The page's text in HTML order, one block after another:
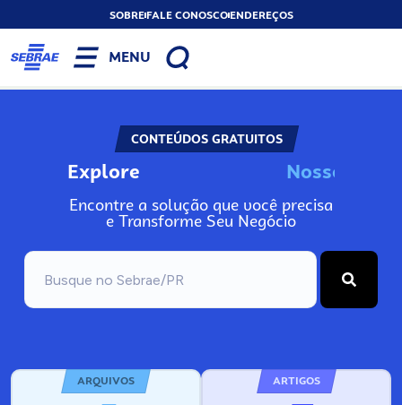
SOBREFALE CONOSCOENDEREÇOS
MENU
CONTEÚDOS GRATUITOS
Explore Nosso
Encontre a solução que você precisa
e Transforme Seu Negócio
ARQUIVOS ARTIGOS